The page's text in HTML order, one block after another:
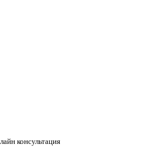
консультация